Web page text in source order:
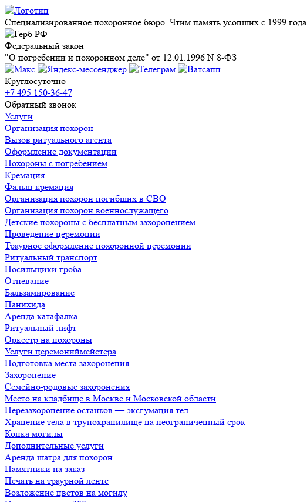
Специализированное похоронное бюро. Чтим память усопших с 1999 года
Федеральный закон
"О погребении и похоронном деле" от 12.01.1996 N 8-ФЗ
Круглосуточно
+7 495 150-36-47
Обратный звонок
Услуги
Организация похорон
Вызов ритуального агента
Оформление документации
Похороны с погребением
Кремация
Фальш-кремация
Организация похорон погибших в СВО
Организация похорон военнослужащего
Детские похороны с бесплатным захоронением
Проведение церемонии
Траурное оформление похоронной церемонии
Ритуальный транспорт
Носильщики гроба
Отпевание
Бальзамирование
Панихида
Аренда катафалка
Ритуальный лифт
Оркестр на похороны
Услуги церемониймейстера
Подготовка места захоронения
Захоронение
Семейно-родовые захоронения
Место на кладбище в Москве и Московской области
Перезахоронение останков — эксгумация тел
Хранение тела в трупохранилище на неограниченный срок
Копка могилы
Дополнительные услуги
Аренда шатра для похорон
Памятники на заказ
Печать на траурной ленте
Возложение цветов на могилу